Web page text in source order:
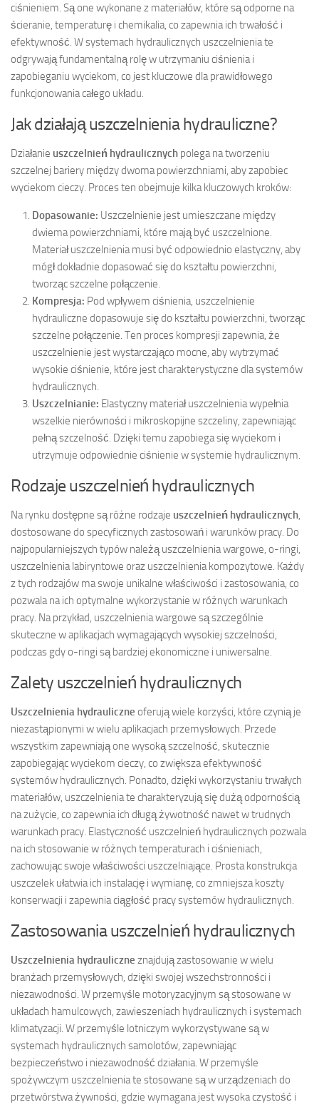
ciśnieniem. Są one wykonane z materiałów, które są odporne na
ścieranie, temperaturę i chemikalia, co zapewnia ich trwałość i
efektywność. W systemach hydraulicznych uszczelnienia te
odgrywają fundamentalną rolę w utrzymaniu ciśnienia i
zapobieganiu wyciekom, co jest kluczowe dla prawidłowego
funkcjonowania całego układu.
Jak działają uszczelnienia hydrauliczne?
Działanie uszczelnień hydraulicznych polega na tworzeniu
szczelnej bariery między dwoma powierzchniami, aby zapobiec
wyciekom cieczy. Proces ten obejmuje kilka kluczowych kroków:
Dopasowanie: Uszczelnienie jest umieszczane między
dwiema powierzchniami, które mają być uszczelnione.
Materiał uszczelnienia musi być odpowiednio elastyczny, aby
mógł dokładnie dopasować się do kształtu powierzchni,
tworząc szczelne połączenie.
Kompresja: Pod wpływem ciśnienia, uszczelnienie
hydrauliczne dopasowuje się do kształtu powierzchni, tworząc
szczelne połączenie. Ten proces kompresji zapewnia, że
uszczelnienie jest wystarczająco mocne, aby wytrzymać
wysokie ciśnienie, które jest charakterystyczne dla systemów
hydraulicznych.
Uszczelnianie: Elastyczny materiał uszczelnienia wypełnia
wszelkie nierówności i mikroskopijne szczeliny, zapewniając
pełną szczelność. Dzięki temu zapobiega się wyciekom i
utrzymuje odpowiednie ciśnienie w systemie hydraulicznym.
Rodzaje uszczelnień hydraulicznych
Na rynku dostępne są różne rodzaje uszczelnień hydraulicznych,
dostosowane do specyficznych zastosowań i warunków pracy. Do
najpopularniejszych typów należą uszczelnienia wargowe, o-ringi,
uszczelnienia labiryntowe oraz uszczelnienia kompozytowe. Każdy
z tych rodzajów ma swoje unikalne właściwości i zastosowania, co
pozwala na ich optymalne wykorzystanie w różnych warunkach
pracy. Na przykład, uszczelnienia wargowe są szczególnie
skuteczne w aplikacjach wymagających wysokiej szczelności,
podczas gdy o-ringi są bardziej ekonomiczne i uniwersalne.
Zalety uszczelnień hydraulicznych
Uszczelnienia hydrauliczne oferują wiele korzyści, które czynią je
niezastąpionymi w wielu aplikacjach przemysłowych. Przede
wszystkim zapewniają one wysoką szczelność, skutecznie
zapobiegając wyciekom cieczy, co zwiększa efektywność
systemów hydraulicznych. Ponadto, dzięki wykorzystaniu trwałych
materiałów, uszczelnienia te charakteryzują się dużą odpornością
na zużycie, co zapewnia ich długą żywotność nawet w trudnych
warunkach pracy. Elastyczność uszczelnień hydraulicznych pozwala
na ich stosowanie w różnych temperaturach i ciśnieniach,
zachowując swoje właściwości uszczelniające. Prosta konstrukcja
uszczelek ułatwia ich instalację i wymianę, co zmniejsza koszty
konserwacji i zapewnia ciągłość pracy systemów hydraulicznych.
Zastosowania uszczelnień hydraulicznych
Uszczelnienia hydrauliczne znajdują zastosowanie w wielu
branżach przemysłowych, dzięki swojej wszechstronności i
niezawodności. W przemyśle motoryzacyjnym są stosowane w
układach hamulcowych, zawieszeniach hydraulicznych i systemach
klimatyzacji. W przemyśle lotniczym wykorzystywane są w
systemach hydraulicznych samolotów, zapewniając
bezpieczeństwo i niezawodność działania. W przemyśle
spożywczym uszczelnienia te stosowane są w urządzeniach do
przetwórstwa żywności, gdzie wymagana jest wysoka czystość i